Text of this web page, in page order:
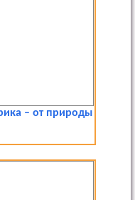
– от природы